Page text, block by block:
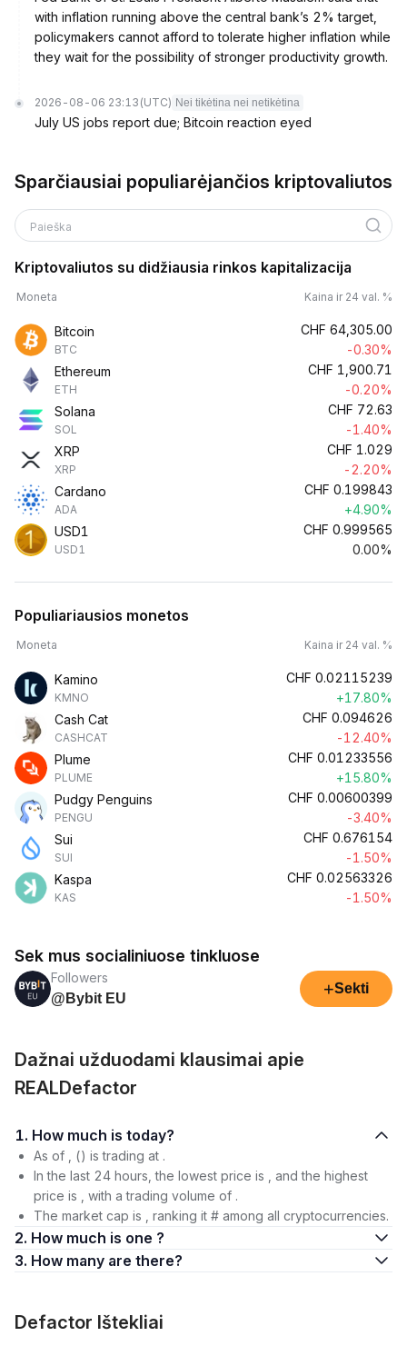
with inflation running above the central bank’s 2% target,
policymakers cannot afford to tolerate higher inflation while
they wait for the possibility of stronger productivity growth.
2026-08-06 23:13 (UTC) Nei tikėtina nei netikėtina
July US jobs report due; Bitcoin reaction eyed
Sparčiausiai populiarėjančios kriptovaliutos
Paieška
Kriptovaliutos su didžiausia rinkos kapitalizacija
Moneta Kaina ir 24 val. %
Bitcoin
BTC
CHF 64,305.00
-0.30%
Ethereum
ETH
CHF 1,900.71
-0.20%
Solana
SOL
CHF 72.63
-1.40%
XRP
XRP
CHF 1.029
-2.20%
Cardano
ADA
CHF 0.199843
+4.90%
USD1
USD1
CHF 0.999565
0.00%
Populiariausios monetos
Moneta Kaina ir 24 val. %
Kamino
KMNO
CHF 0.02115239
+17.80%
Cash Cat
CASHCAT
CHF 0.094626
-12.40%
Plume
PLUME
CHF 0.01233556
+15.80%
Pudgy Penguins
PENGU
CHF 0.00600399
-3.40%
Sui
SUI
CHF 0.676154
-1.50%
Kaspa
KAS
CHF 0.02563326
-1.50%
Sek mus socialiniuose tinkluose
Followers
@Bybit EU
+Sekti
Dažnai užduodami klausimai apie
REALDefactor
1. How much is today?
As of , () is trading at .
In the last 24 hours, the lowest price is , and the highest
price is , with a trading volume of .
The market cap is , ranking it # among all cryptocurrencies.
2. How much is one ?
3. How many are there?
Defactor Ištekliai